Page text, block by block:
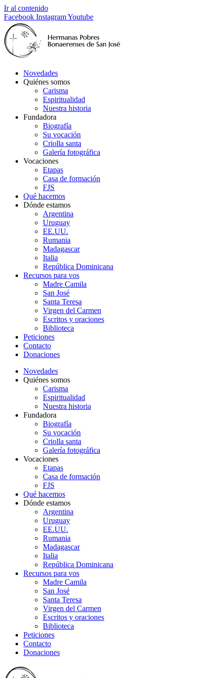
Ir al contenido
Facebook InstagramYoutube
Novedades
Quiénes somos
Carisma
Espiritualidad
Nuestra historia
Fundadora
Biografía
Su vocación
Criolla santa
Galería fotográfica
Vocaciones
Etapas
Casa de formación
FJS
Qué hacemos
Dónde estamos
Argentina
Uruguay
EE.UU.
Rumania
Madagascar
Italia
República Dominicana
Recursos para vos
Madre Camila
San José
Santa Teresa
Virgen del Carmen
Escritos y oraciones
Biblioteca
Peticiones
Contacto
Donaciones
Novedades
Quiénes somos
Carisma
Espiritualidad
Nuestra historia
Fundadora
Biografía
Su vocación
Criolla santa
Galería fotográfica
Vocaciones
Etapas
Casa de formación
FJS
Qué hacemos
Dónde estamos
Argentina
Uruguay
EE.UU.
Rumania
Madagascar
Italia
República Dominicana
Recursos para vos
Madre Camila
San José
Santa Teresa
Virgen del Carmen
Escritos y oraciones
Biblioteca
Peticiones
Contacto
Donaciones